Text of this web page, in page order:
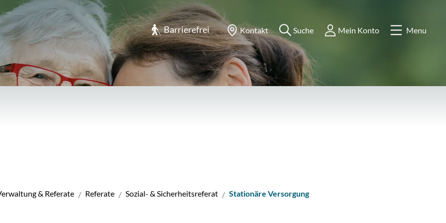
Barrierefrei Kontakt Suche Mein Konto Menu
& Referate Referate Sozial- & Sicherheitsreferat Stationäre Versorgung(ausgewählt)